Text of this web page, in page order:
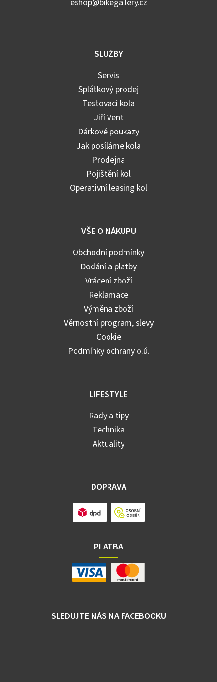
eshop@bikegallery.cz
SLUŽBY
Servis
Splátkový prodej
Testovací kola
Jiří Vent
Dárkové poukazy
Jak posíláme kola
Prodejna
Pojištění kol
Operativní leasing kol
VŠE O NÁKUPU
Obchodní podmínky
Dodání a platby
Vrácení zboží
Reklamace
Výměna zboží
Věrnostní program, slevy
Cookie
Podmínky ochrany o.ú.
LIFESTYLE
Rady a tipy
Technika
Aktuality
DOPRAVA
PLATBA
SLEDUJTE NÁS NA FACEBOOKU